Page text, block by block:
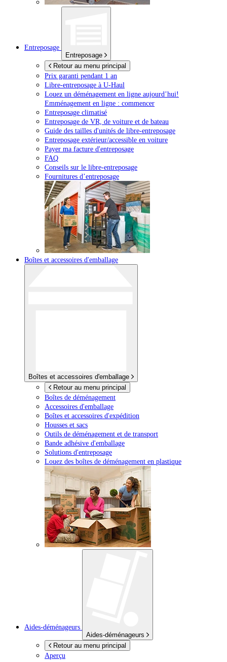
Entreposage
Entreposage
Retour au menu principal
Prix garanti pendant 1 an
Libre-entreposage à U-Haul
Louez un déménagement en ligne aujourd’hui!
Emménagement en ligne : commencer
Entreposage climatisé
Entreposage de VR, de voiture et de bateau
Guide des tailles d'unités de libre-entreposage
Entreposage extérieur/accessible en voiture
Payer ma facture d'entreposage
FAQ
Conseils sur le libre-entreposage
Fournitures d’entreposage
Boîtes et accessoires d'emballage
Boîtes et accessoires d'emballage
Retour au menu principal
Boîtes de déménagement
Accessoires d'emballage
Boîtes et accessoires d'expédition
Housses et sacs
Outils de déménagement et de transport
Bande adhésive d'emballage
Solutions d'entreposage
Louez des boîtes de déménagement en plastique
Aides-déménageurs
Aides-déménageurs
Retour au menu principal
Aperçu